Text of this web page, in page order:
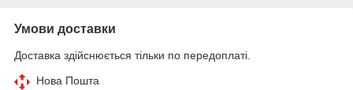
Умови доставки
Доставка здійснюється тільки по передоплаті.
Нова Пошта